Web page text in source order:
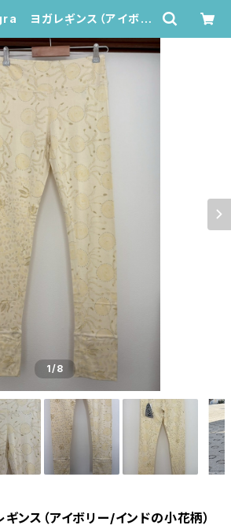
ヨガレギンス（アイボリ
co
1/8
ス（アイボリー/インドの小花柄）